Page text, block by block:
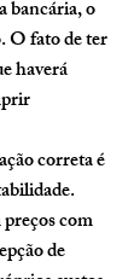
bancária, o
O fato de ter
haverá
correta é
com
de